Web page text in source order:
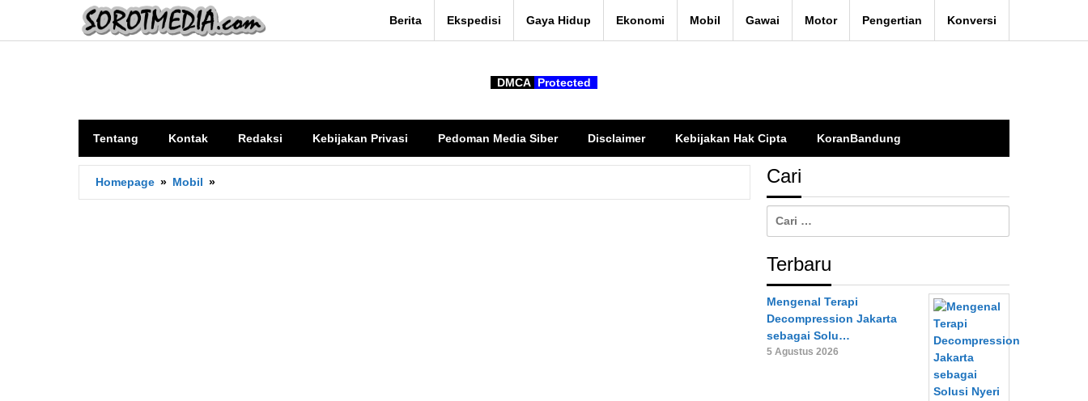
konten
Berita Ekspedisi Gaya Hidup Ekonomi Mobil Gawai Motor Pengertian Konversi
DMCA Protected
Tentang Kontak Redaksi Kebijakan Privasi Pedoman Media Siber Disclaimer Kebijakan Hak Cipta KoranBandung
Homepage » Mobil »
Contoh
Cari
Terbaru
Mengenal Terapi
Decompression Jakarta
sebagai Solu…
5 Agustus 2026